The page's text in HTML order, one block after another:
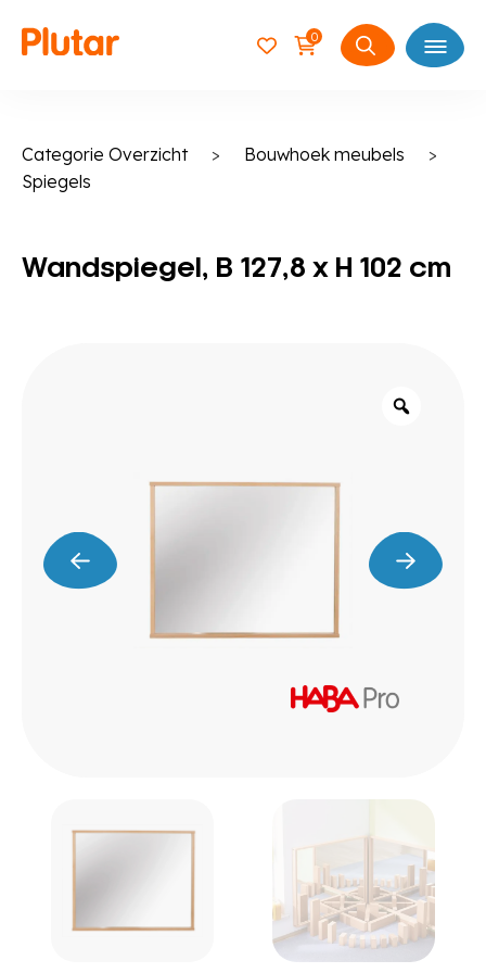
0
Zoeken
Open
Categorie Overzicht > Bouwhoek meubels
>
Spiegels
Wandspiegel, B 127,8 x H 102 cm